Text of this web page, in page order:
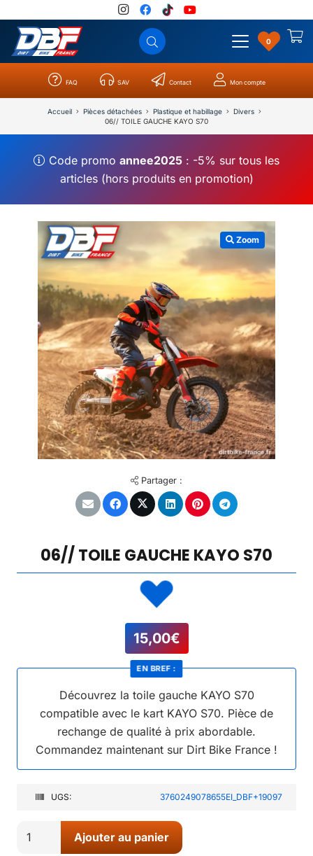
0
FAQ SAV Contact Mon compte
Accueil Pièces détachées Plastique et habillage
Divers
06// TOILE GAUCHE KAYO S70
Code promoannee2025 : -5% sur tous les
articles (hors produits en promotion)
Zoom
Partager :
06// TOILE GAUCHE KAYO S70
15,00€
Découvrez la toile gauche KAYO S70
compatible avec le kart KAYO S70. Pièce de
rechange de qualité à prix abordable.
Commandez maintenant sur Dirt Bike France !
EN BREF :
UGS: 3760249078655EI_DBF+19097
Ajouter au panier
Catégories Résultats